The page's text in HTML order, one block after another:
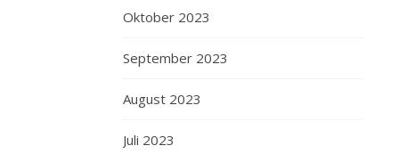
Oktober 2023
September 2023
August 2023
Juli 2023